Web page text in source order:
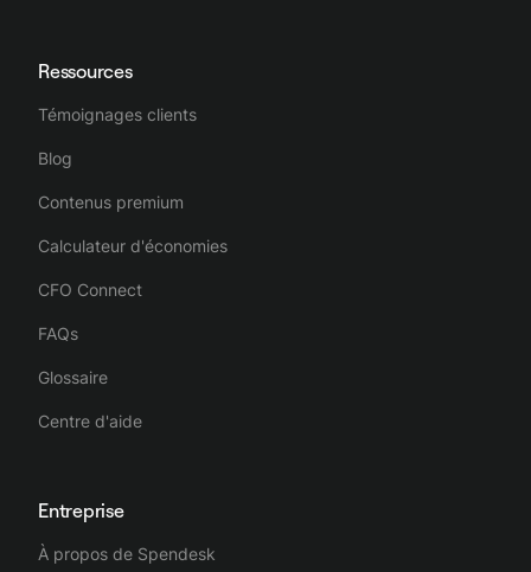
Ressources
Témoignages clients
Blog
Contenus premium
Calculateur d'économies
CFO Connect
FAQs
Glossaire
Centre d'aide
Entreprise
À propos de Spendesk